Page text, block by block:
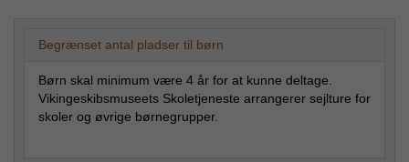
Begrænset antal pladser til børn
Børn skal minimum være 4 år for at kunne deltage.
Vikingeskibsmuseets Skoletjeneste arrangerer sejlture for
skoler og øvrige børnegrupper.